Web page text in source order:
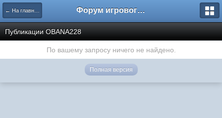
← На главную Форум игрового проекта Riverrise
Публикации OBANA228
По вашему запросу ничего не найдено.
Полная версия